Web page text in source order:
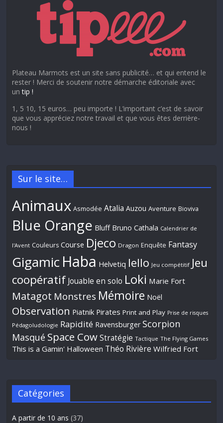
Plateau Marmots est un site sans publicité… et qui entend le
rester ! Merci de soutenir notre démarche éditoriale avec
untip !
1, 5 10, 15 euros… peu importe ! L’important c’est de savoir
que vous appréciez notre travail et que vous êtes derrière-
nous !
Sur le site…
Animaux Asmodée Atalia Auzou Aventure Bioviva
Blue Orange Bluff Bruno Cathala Calendrier de
l'Avent Couleurs Course Djeco Dragon Enquête Fantasy
Gigamic Haba Helvetiq Iello Jeu compétitif Jeu
coopératif Jouable en solo Loki Marie Fort
Matagot Monstres Mémoire Noël
Observation Piatnik Pirates Print and Play Prise de risques
Pédagoludologie Rapidité Ravensburger Scorpion
Masqué Space Cow Stratégie Tactique The Flying Games
This is a Gamin' Halloween Théo Rivière Wilfried Fort
Catégories
A partir de 10 ans (37)